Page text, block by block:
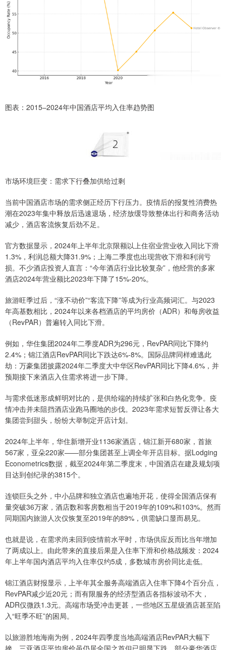
图表：2015–2024年中国酒店平均入住率趋势图
市场环境巨变：需求下行叠加供给过剩
当前中国酒店市场的需求侧正经历下行压力。疫情后的报复性消费热
潮在2023年集中释放后迅速退场，经济放缓导致整体出行和商务活动
减少，酒店客流恢复后劲不足。
官方数据显示，2024年上半年北京限额以上住宿业营业收入同比下滑
1.3%，利润总额大降31.9%；上海二季度也出现营收下滑和利润亏
损。不少酒店投资人直言：“今年酒店行业比较复杂”，他经营的多家
酒店2024年营业额比2023年下降了15%-20%。
旅游旺季过后，“涨不动价”“客流下降”等成为行业高频词汇。与2023
年高基数相比，2024年以来各档酒店的平均房价（ADR）和每房收益
（RevPAR）普遍转入同比下滑。
例如，华住集团2024年二季度ADR为296元，RevPAR同比下降约
2.4%；锦江酒店RevPAR同比下跌达6%-8%。国际品牌同样难逃此
劫：万豪集团披露2024年二季度大中华区RevPAR同比下降4.6%，并
预期接下来酒店入住需求将进一步下降。
与需求低迷形成鲜明对比的，是供给端的持续扩张和白热化竞争。疫
情冲击并未阻挡酒店业跑马圈地的步伐。2023年需求短暂反弹让各大
集团尝到甜头，纷纷大举制定开店计划。
2024年上半年，华住新增开业1136家酒店，锦江新开680家，首旅
567家，亚朵220家——部分集团甚至上调全年开店目标。据Lodging
Econometrics数据，截至2024年第二季度末，中国酒店在建及规划项
目达到创纪录的3815个。
连锁巨头之外，中小品牌和独立酒店也遍地开花，使得全国酒店保有
量突破36万家，酒店数和客房数相当于2019年的109%和103%。然而
同期国内旅游人次仅恢复至2019年的89%，供需缺口显而易见。
也就是说，在需求尚未回到疫情前水平时，市场供应反而比当年增加
了两成以上。由此带来的直接后果是入住率下滑和价格战频发：2024
年上半年国内酒店平均入住率仅约5成，多数城市房价同比走低。
锦江酒店财报显示，上半年其全服务高端酒店入住率下降4个百分点，
RevPAR减少近20元；而有限服务的经济型酒店各指标波动不大，
ADR仅微跌1.3元。高端市场受冲击更甚，一些地区五星级酒店甚至陷
入“旺季不旺”的困局。
以旅游胜地海南为例，2024年四季度当地高端酒店RevPAR大幅下